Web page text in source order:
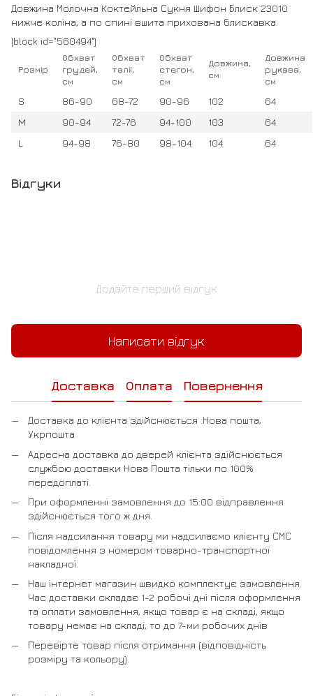
Довжина Молочна Коктейльна Сукня Шифон Блиск 23010
нижче коліна, а по спині вшита прихована блискавка.
[block id="560494"]
Розмір
Обхват
грудей,
см
Обхват
талії,
см
Обхват
стегон,
см
Довжина,
см
Довжина
рукава,
см
S 86-90 68-72 90-96 102
64
M
90-94 72-76 94-100 103
64
L
94-98 76-80 98-104 104 64
Відгуки
Додайте перший відгук
Написати відгук
Доставка Оплата Повернення
Доставка до клієнта здійснюється :Нова пошта,
Укрпошта
Адресна доставка до дверей клієнта здійснюється
службою доставки Нова Пошта тільки по 100%
передоплаті.
При оформленні замовлення до 15:00 відправлення
здійснюється того ж дня.
Після надсилання товару ми надсилаємо клієнту СМС
повідомлення з номером товарно-транспортної
накладної.
Наш інтернет магазин швидко комплектує замовлення.
Час доставки складає 1-2 робочі дні після оформлення
та оплати замовлення, якщо товар є на складі, якщо
товару немає на складі, то до 7-ми робочих днів
Перевірте товар після отримання (відповідність
розміру та кольору).